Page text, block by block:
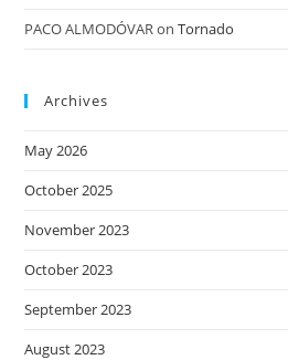
PACO ALMODÓVARonTornado
Archives
May 2026
October 2025
November 2023
October 2023
September 2023
August 2023